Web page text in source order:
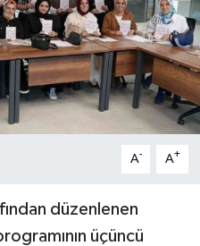
A- A+
düzenlenen
üçüncü